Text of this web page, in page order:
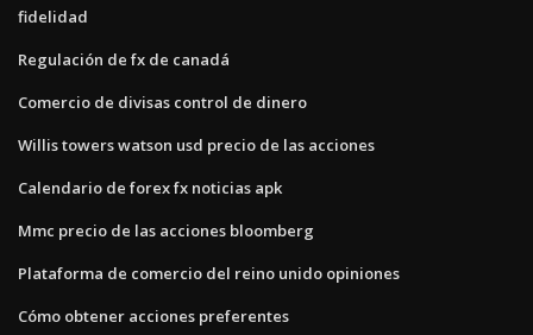
fidelidad
Regulación de fx de canadá
Comercio de divisas control de dinero
Willis towers watson usd precio de las acciones
Calendario de forex fx noticias apk
Mmc precio de las acciones bloomberg
Plataforma de comercio del reino unido opiniones
Cómo obtener acciones preferentes